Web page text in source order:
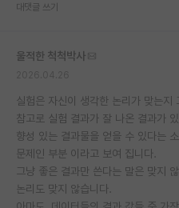
대댓글 쓰기
울적한 척척박사
실험은 자신이 생각한 논리가 맞는지
참고로 실험 결과가 잘 나온 결과가
향성 있는 결과물을 얻을 수 있다는
문제인 부분 이라고 보여 집니다.
그냥 좋은 결과만 쓴다는 말은 맞지
논리도 맞지 않습니다.